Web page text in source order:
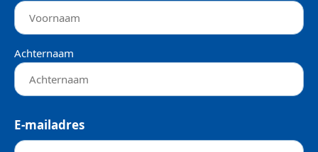
Achternaam
E-mailadres